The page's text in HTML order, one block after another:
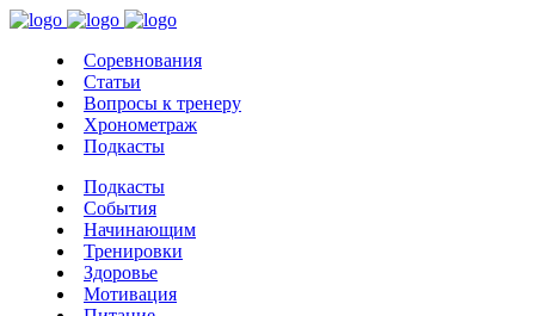
Соревнования
Статьи
Вопросы к тренеру
Хронометраж
Подкасты
Подкасты
События
Начинающим
Тренировки
Здоровье
Мотивация